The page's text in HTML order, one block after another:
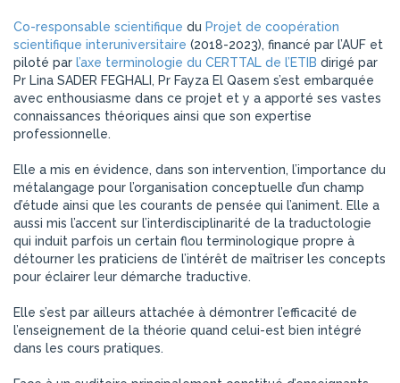
Co-responsable scientifique du Projet de coopération
scientifique interuniversitaire (2018-2023), financé par l’AUF et
piloté par l’axe terminologie du CERTTAL de l’ETIB dirigé par
Pr Lina SADER FEGHALI, Pr Fayza El Qasem s’est embarquée
avec enthousiasme dans ce projet et y a apporté ses vastes
connaissances théoriques ainsi que son expertise
professionnelle.
Elle a mis en évidence, dans son intervention, l’importance du
métalangage pour l’organisation conceptuelle d’un champ
d’étude ainsi que les courants de pensée qui l’animent. Elle a
aussi mis l’accent sur l’interdisciplinarité de la traductologie
qui induit parfois un certain flou terminologique propre à
détourner les praticiens de l’intérêt de maîtriser les concepts
pour éclairer leur démarche traductive.
Elle s’est par ailleurs attachée à démontrer l’efficacité de
l’enseignement de la théorie quand celui-est bien intégré
dans les cours pratiques.